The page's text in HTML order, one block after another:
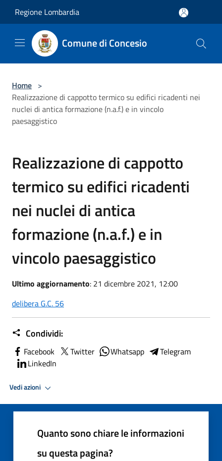
Regione Lombardia
Comune di Concesio
Home >
Realizzazione di cappotto termico su edifici ricadenti nei
nuclei di antica formazione (n.a.f.) e in vincolo
paesaggistico
Realizzazione di cappotto
termico su edifici ricadenti
nei nuclei di antica
formazione (n.a.f.) e in
vincolo paesaggistico
Ultimo aggiornamento: 21 dicembre 2021, 12:00
delibera G.C. 56
Condividi:
Facebook Twitter Whatsapp
Telegram
LinkedIn
Vedi azioni
Quanto sono chiare le informazioni
su questa pagina?